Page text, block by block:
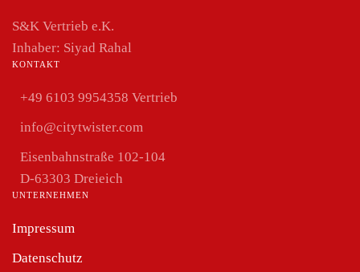
S&K Vertrieb e.K.
Inhaber: Siyad Rahal
KONTAKT
+49 6103 9954358 Vertrieb
info@citytwister.com
Eisenbahnstraße 102-104
D-63303 Dreieich
UNTERNEHMEN
Impressum
Datenschutz